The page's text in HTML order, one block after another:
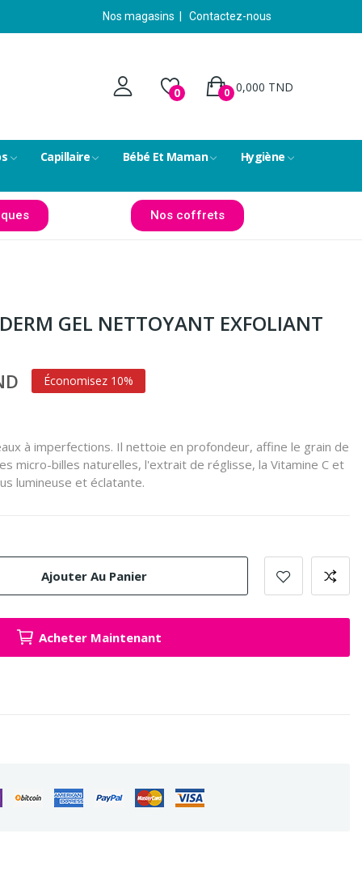
Nos magasins Contactez-nous
0 0,000 TND
0
Capillaire Bébé Et Maman
Hygiène
Nos coffrets
GEL NETTOYANT EXFOLIANT
Économisez 10%
à imperfections. Il nettoie en profondeur, affine le grain de
micro-billes naturelles, l'extrait de réglisse, la Vitamine C et
lumineuse et éclatante.
Ajouter Au Panier
Acheter Maintenant